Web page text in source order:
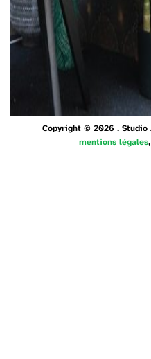
Copyright © 2026 . Studio
mentions légales